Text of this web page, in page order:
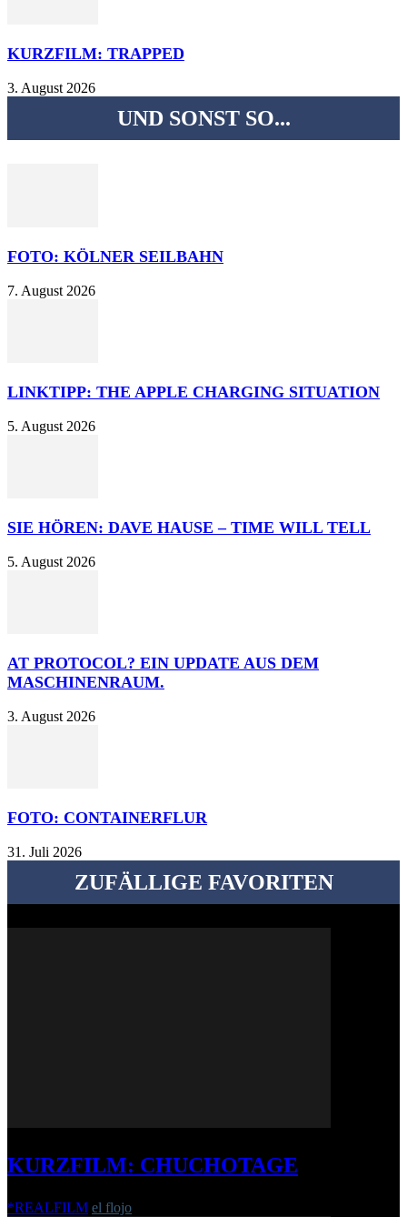
KURZFILM: TRAPPED
3. August 2026
UND SONST SO...
FOTO: KÖLNER SEILBAHN
7. August 2026
LINKTIPP: THE APPLE CHARGING SITUATION
5. August 2026
SIE HÖREN: DAVE HAUSE – TIME WILL TELL
5. August 2026
AT PROTOCOL? EIN UPDATE AUS DEM
MASCHINENRAUM.
3. August 2026
FOTO: CONTAINERFLUR
31. Juli 2026
ZUFÄLLIGE FAVORITEN
KURZFILM: CHUCHOTAGE
*REALFILM el flojo